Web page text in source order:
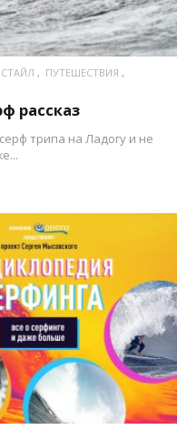
ПУТЕШЕСТВИЯ
рассказ
трипа на Ладогу и не